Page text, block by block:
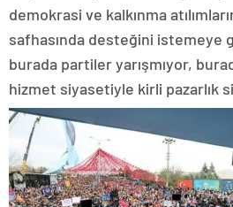
demokrasi ve kalkınma
safhasında desteğini istemeye
burada partiler yarışmıyor,
hizmet siyasetiyle kirli pazarlık